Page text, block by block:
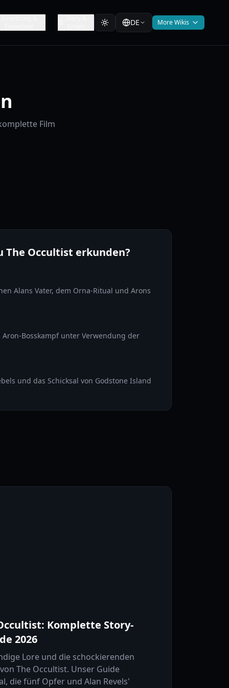
DE More Wikis
Film
The Occultist erkunden?
Alans Vater, dem Orna-Ritual und Arons
Bosskampf unter Verwendung der
und das Schicksal von Godstone Island
Komplette Story-
2026
Lore und die schockierenden
The Occultist. Unser Guide
die fünf Opfer und Alan Revels'